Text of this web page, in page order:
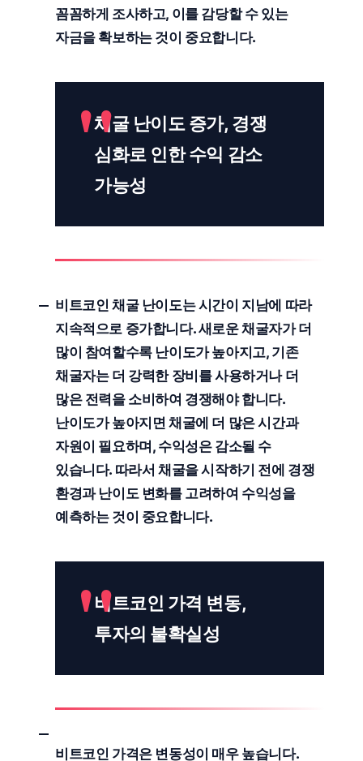
꼼꼼하게 조사하고, 이를 감당할 수 있는
자금을 확보하는 것이 중요합니다.
채굴 난이도 증가, 경쟁
심화로 인한 수익 감소
가능성
비트코인 채굴 난이도는 시간이 지남에 따라
지속적으로 증가합니다. 새로운 채굴자가 더
많이 참여할수록 난이도가 높아지고, 기존
채굴자는 더 강력한 장비를 사용하거나 더
많은 전력을 소비하여 경쟁해야 합니다.
난이도가 높아지면 채굴에 더 많은 시간과
자원이 필요하며, 수익성은 감소될 수
있습니다. 따라서 채굴을 시작하기 전에 경쟁
환경과 난이도 변화를 고려하여 수익성을
예측하는 것이 중요합니다.
비트코인 가격 변동,
투자의 불확실성
비트코인 가격은 변동성이 매우 높습니다.